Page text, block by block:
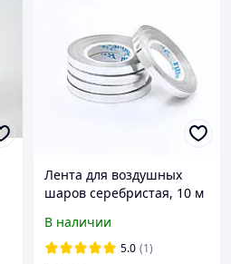
Лента для воздушных
шаров серебристая, 10 м
В наличии
5.0 (1)